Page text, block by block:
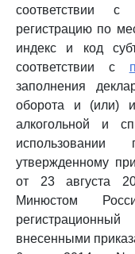
соответствии с
регистрацию по
индекс и код
соответствии с
заполнения
оборота и (или)
алкогольной и
использовании
утвержденному
от 23 августа
Минюстом
внесенными